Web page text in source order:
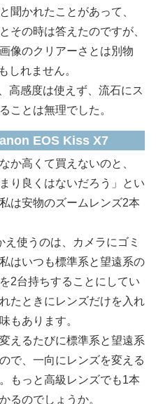
聞かれたことがあって、
その時は答えたのですが、
像のクリアーさとは別物
しれません。
高感度は使えず、流石にス
ことは無理でした。
EOS Kiss X7
か高くて買えないのと、
り良くはないだろう」とい
は安物のズームレンズ2本
使うのは、カメラにゴミ
はいつも標準系と望遠系の
2台持ちすることにしてい
たときにレンズだけを入れ
もあります。
えるたびに標準系と望遠系
で、一向にレンズを変える
もっと高級レンズでも1本
るのでしょうか。